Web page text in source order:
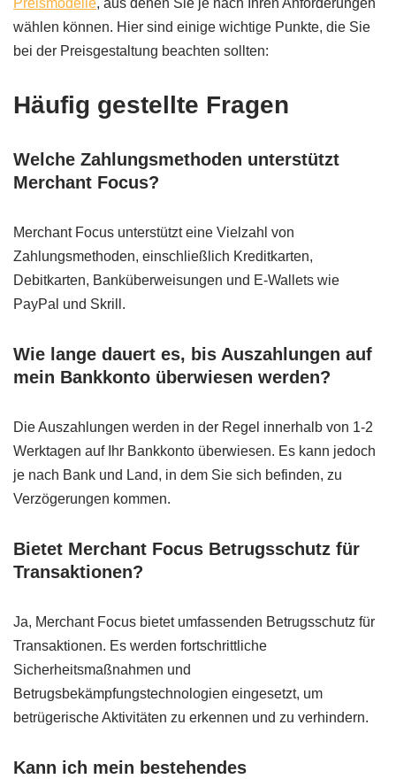
wählen können. Hier sind einige wichtige Punkte, die Sie
bei der Preisgestaltung beachten sollten:
Häufig gestellte Fragen
Welche Zahlungsmethoden unterstützt
Merchant Focus?
Merchant Focus unterstützt eine Vielzahl von
Zahlungsmethoden, einschließlich Kreditkarten,
Debitkarten, Banküberweisungen und E-Wallets wie
PayPal und Skrill.
Wie lange dauert es, bis Auszahlungen auf
mein Bankkonto überwiesen werden?
Die Auszahlungen werden in der Regel innerhalb von 1-2
Werktagen auf Ihr Bankkonto überwiesen. Es kann jedoch
je nach Bank und Land, in dem Sie sich befinden, zu
Verzögerungen kommen.
Bietet Merchant Focus Betrugsschutz für
Transaktionen?
Ja, Merchant Focus bietet umfassenden Betrugsschutz für
Transaktionen. Es werden fortschrittliche
Sicherheitsmaßnahmen und
Betrugsbekämpfungstechnologien eingesetzt, um
betrügerische Aktivitäten zu erkennen und zu verhindern.
Kann ich mein bestehendes